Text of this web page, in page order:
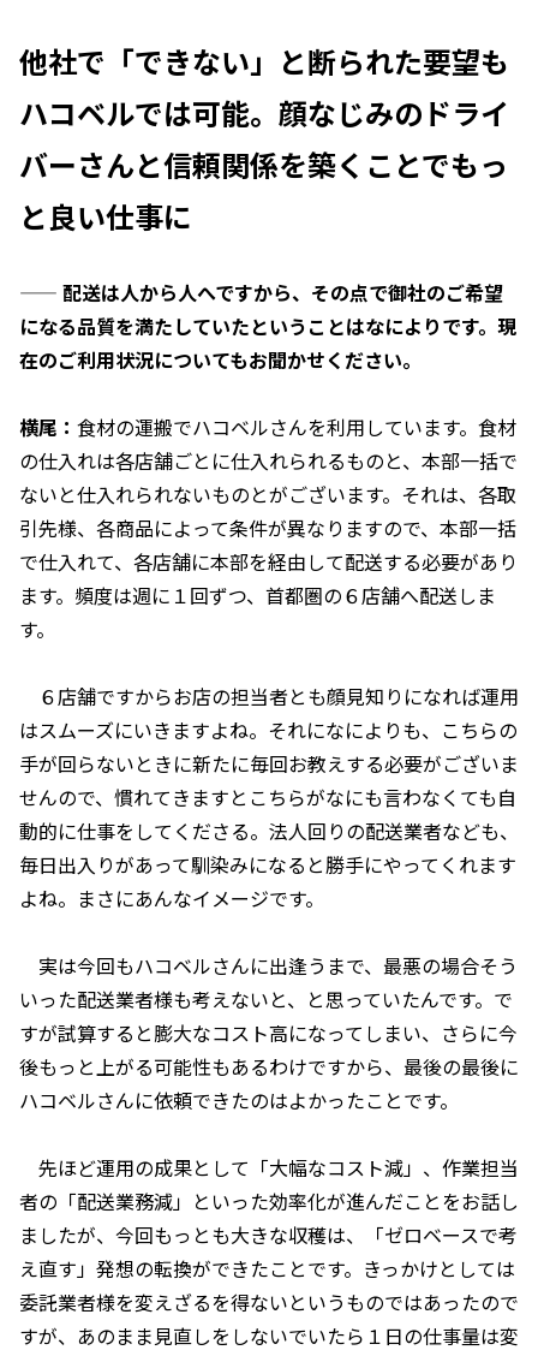
他社で「できない」と断られた要望も
ハコベルでは可能。顔なじみのドライ
バーさんと信頼関係を築くことでもっ
と良い仕事に
—— 配送は人から人へですから、その点で御社のご希望
になる品質を満たしていたということはなによりです。現
在のご利用状況についてもお聞かせください。
横尾： 食材の運搬でハコベルさんを利用しています。食材
の仕入れは各店舗ごとに仕入れられるものと、本部一括で
ないと仕入れられないものとがございます。それは、各取
引先様、各商品によって条件が異なりますので、本部一括
で仕入れて、各店舗に本部を経由して配送する必要があり
ます。頻度は週に１回ずつ、首都圏の６店舗へ配送しま
す。
６店舗ですからお店の担当者とも顔見知りになれば運用
はスムーズにいきますよね。それになによりも、こちらの
手が回らないときに新たに毎回お教えする必要がございま
せんので、慣れてきますとこちらがなにも言わなくても自
動的に仕事をしてくださる。法人回りの配送業者なども、
毎日出入りがあって馴染みになると勝手にやってくれます
よね。まさにあんなイメージです。
実は今回もハコベルさんに出逢うまで、最悪の場合そう
いった配送業者様も考えないと、と思っていたんです。で
すが試算すると膨大なコスト高になってしまい、さらに今
後もっと上がる可能性もあるわけですから、最後の最後に
ハコベルさんに依頼できたのはよかったことです。
先ほど運用の成果として「大幅なコスト減」、作業担当
者の「配送業務減」といった効率化が進んだことをお話し
ましたが、今回もっとも大きな収穫は、「ゼロベースで考
え直す」発想の転換ができたことです。きっかけとしては
委託業者様を変えざるを得ないというものではあったので
すが、あのまま見直しをしないでいたら１日の仕事量は変